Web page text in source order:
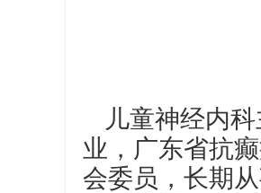
儿童神经内
业，广东省抗
会委员，长期